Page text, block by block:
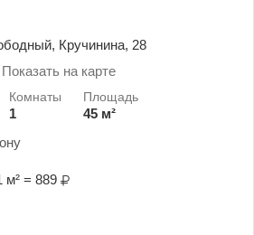
Кручинина, 28
на карте
1
45 м²
м² = 889